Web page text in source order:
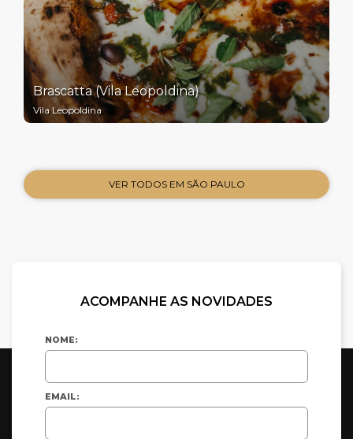
Brascatta (Vila Leopoldina)
Vila Leopoldina
VER TODOS EM SÃO PAULO
ACOMPANHE AS NOVIDADES
NOME:
EMAIL: